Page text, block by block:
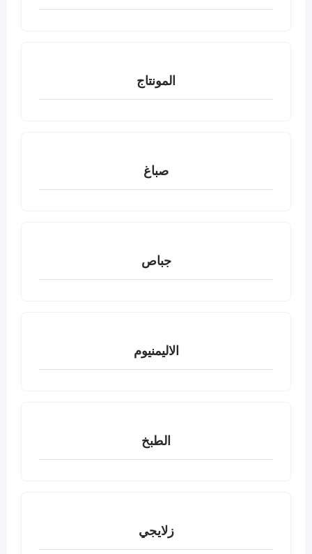
المونتاج
صباغ
جباص
الاليمنيوم
الطبخ
زلايجي